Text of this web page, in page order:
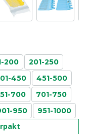
200
201-250
450
451-500
700
701-750
950 951-1000